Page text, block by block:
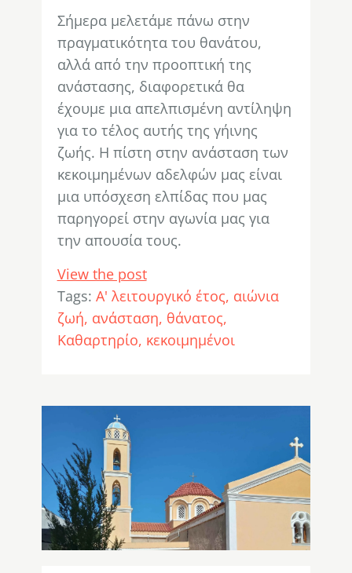
Σήμερα μελετάμε πάνω στην
πραγματικότητα του θανάτου,
αλλά από την προοπτική της
ανάστασης, διαφορετικά θα
έχουμε μια απελπισμένη αντίληψη
για το τέλος αυτής της γήινης
ζωής. Η πίστη στην ανάσταση των
κεκοιμημένων αδελφών μας είναι
μια υπόσχεση ελπίδας που μας
παρηγορεί στην αγωνία μας για
την απουσία τους.
View the post
Tags: Α' λειτουργικό έτος αιώνια
ζωή ανάσταση θάνατος
Καθαρτηρίο κεκοιμημένοι